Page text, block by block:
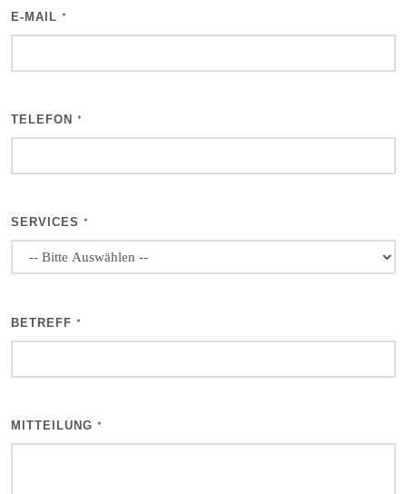
E-MAIL *
TELEFON *
SERVICES *
WEBSITE-
BETREFF *
MITTEILUNG *